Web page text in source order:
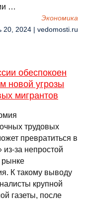
…
Экономика
20, 2024 | vedomosti.ru
обеспокоен
новой угрозы
мигрантов
трудовых
превратиться в
из-за непростой
рынке
К такому выводу
крупной
газеты, после